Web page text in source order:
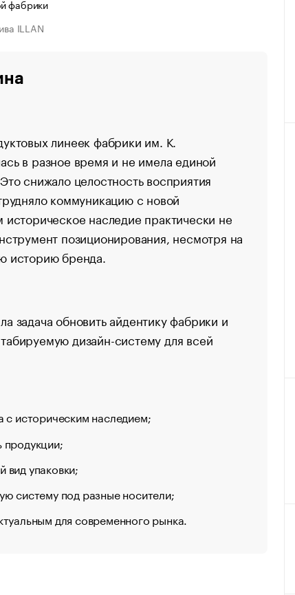
ILLAN
линеек фабрики им. К.
в разное время и не имела единой
снижало целостность восприятия
коммуникацию с новой
наследие практически не
позиционирования, несмотря на
историю бренда.
задача обновить айдентику фабрики и
дизайн-систему для всей
с историческим наследием;
продукции;
вид упаковки;
систему под разные носители;
для современного рынка.